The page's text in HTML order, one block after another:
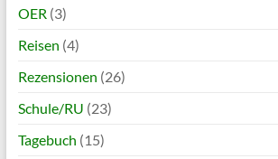
OER (3)
Reisen (4)
Rezensionen (26)
Schule/RU (23)
Tagebuch (15)